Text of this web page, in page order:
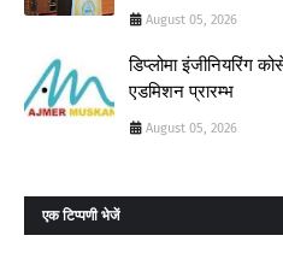
August 05, 2026
डिप्लोमा इंजीनियरिंग
एडमिशन प्रारम्भ
August 05, 2026
एक टिप्पणी भेजें